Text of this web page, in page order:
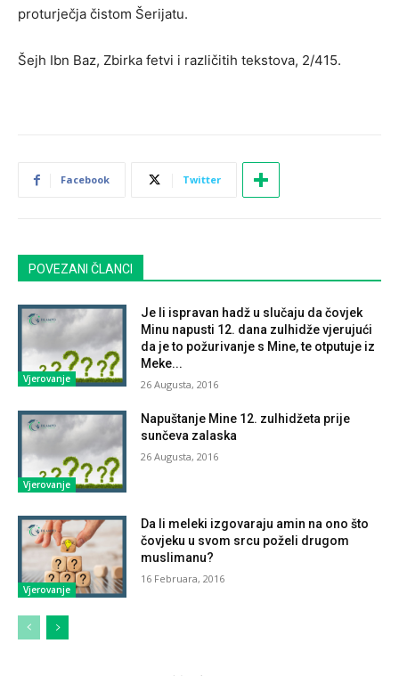
proturječja čistom Šerijatu.
Šejh Ibn Baz, Zbirka fetvi i različitih tekstova, 2/415.
Facebook Twitter
POVEZANI ČLANCI
Vjerovanje
Je li ispravan hadž u slučaju da čovjek
Minu napusti 12. dana zulhidže vjerujući
da je to požurivanje s Mine, te otputuje iz
Meke...
26 Augusta, 2016
Vjerovanje
Napuštanje Mine 12. zulhidžeta prije
sunčeva zalaska
26 Augusta, 2016
Vjerovanje
Da li meleki izgovaraju amin na ono što
čovjeku u svom srcu poželi drugom
muslimanu?
16 Februara, 2016